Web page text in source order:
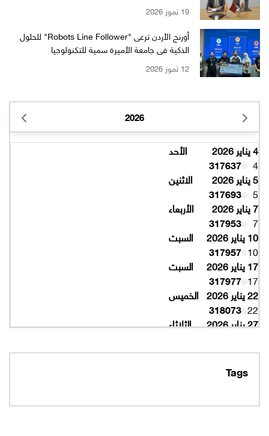
19 تموز 2026
أورنج الأردن ترعى "Robots Line Follower" للحلول
الذكية في جامعة الأميرة سمية للتكنولوجيا
12 تموز 2026
2026
4 يناير 2026
الأحد
4
317637
5 يناير 2026
الاثنين
5
317693
7 يناير 2026
الأربعاء
7
317953
10 يناير 2026
السبت
10
317957
17 يناير 2026
السبت
17
317977
22 يناير 2026
الخميس
22
318073
27 يناير 2026
الثلاثاء
10 فبراير 2026
الثلاثاء
319997
16 فبراير 2026
16
320005
Tags